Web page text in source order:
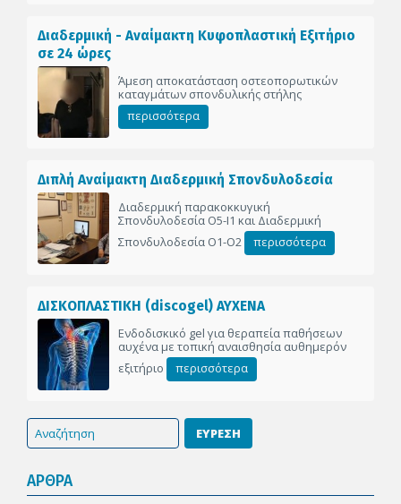
Διαδερμική - Αναίμακτη Κυφοπλαστική Εξιτήριο
σε 24 ώρες
Άμεση αποκατάσταση οστεοπορωτικών
καταγμάτων σπονδυλικής στήλης
περισσότερα
Διπλή Αναίμακτη Διαδερμική Σπονδυλοδεσία
Διαδερμική παρακοκκυγική
Σπονδυλοδεσία Ο5-Ι1 και Διαδερμική
Σπονδυλοδεσία Ο1-Ο2
περισσότερα
ΔΙΣΚΟΠΛΑΣΤΙΚΗ (discogel) ΑΥΧΕΝΑ
Ενδοδισκικό gel για θεραπεία παθήσεων
αυχένα με τοπική αναισθησία αυθημερόν
εξιτήριο
περισσότερα
ΕΥΡΕΣΗ
ΑΡΘΡΑ